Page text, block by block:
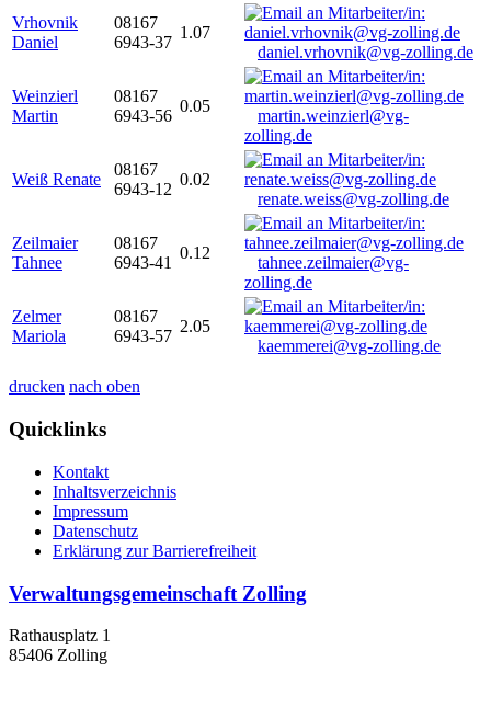
Vrhovnik
Daniel
08167
6943-37
1.07
daniel.vrhovnik@vg-zolling.de
Weinzierl
Martin
08167
6943-56
0.05
martin.weinzierl@vg-
zolling.de
Weiß Renate
08167
6943-12
0.02
renate.weiss@vg-zolling.de
Zeilmaier
Tahnee
08167
6943-41
0.12
tahnee.zeilmaier@vg-
zolling.de
Zelmer
Mariola
08167
6943-57
2.05
kaemmerei@vg-zolling.de
drucken nach oben
Quicklinks
Kontakt
Inhaltsverzeichnis
Impressum
Datenschutz
Erklärung zur Barrierefreiheit
Verwaltungsgemeinschaft Zolling
Rathausplatz 1
85406 Zolling